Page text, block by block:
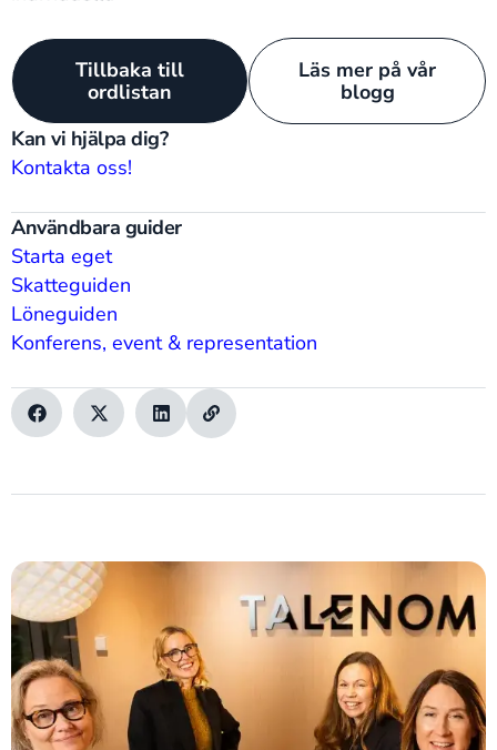
Kan vi hjälpa dig?
Kontakta oss!
Användbara guider
Starta eget
Skatteguiden
Löneguiden
Konferens, event & representation
Tillbaka till
ordlistan
Läs mer på vår
blogg